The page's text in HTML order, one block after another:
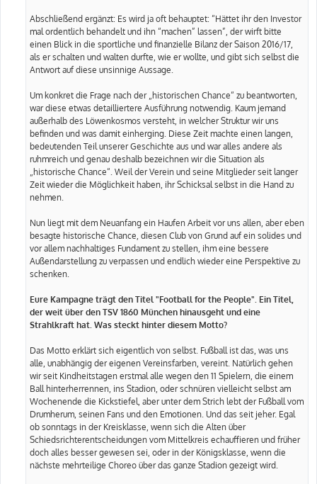
Abschließend ergänzt: Es wird ja oft behauptet: “Hättet ihr den Investor
mal ordentlich behandelt und ihn “machen” lassen”, der wirft bitte
einen Blick in die sportliche und finanzielle Bilanz der Saison 2016/17,
als er schalten und walten durfte, wie er wollte, und gibt sich selbst die
Antwort auf diese unsinnige Aussage.
Um konkret die Frage nach der „historischen Chance“ zu beantworten,
war diese etwas detailliertere Ausführung notwendig. Kaum jemand
außerhalb des Löwenkosmos versteht, in welcher Struktur wir uns
befinden und was damit einherging. Diese Zeit machte einen langen,
bedeutenden Teil unserer Geschichte aus und war alles andere als
ruhmreich und genau deshalb bezeichnen wir die Situation als
„historische Chance“. Weil der Verein und seine Mitglieder seit langer
Zeit wieder die Möglichkeit haben, ihr Schicksal selbst in die Hand zu
nehmen.
Nun liegt mit dem Neuanfang ein Haufen Arbeit vor uns allen, aber eben
besagte historische Chance, diesen Club von Grund auf ein solides und
vor allem nachhaltiges Fundament zu stellen, ihm eine bessere
Außendarstellung zu verpassen und endlich wieder eine Perspektive zu
schenken.
Eure Kampagne trägt den Titel "Football for the People". Ein Titel,
der weit über den TSV 1860 München hinausgeht und eine
Strahlkraft hat. Was steckt hinter diesem Motto?
Das Motto erklärt sich eigentlich von selbst. Fußball ist das, was uns
alle, unabhängig der eigenen Vereinsfarben, vereint. Natürlich gehen
wir seit Kindheitstagen erstmal alle wegen den 11 Spielern, die einem
Ball hinterherrennen, ins Stadion, oder schnüren vielleicht selbst am
Wochenende die Kickstiefel, aber unter dem Strich lebt der Fußball vom
Drumherum, seinen Fans und den Emotionen. Und das seit jeher. Egal
ob sonntags in der Kreisklasse, wenn sich die Alten über
Schiedsrichterentscheidungen vom Mittelkreis echauffieren und früher
doch alles besser gewesen sei, oder in der Königsklasse, wenn die
nächste mehrteilige Choreo über das ganze Stadion gezeigt wird.